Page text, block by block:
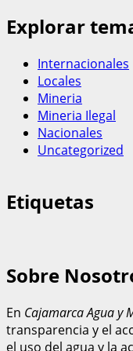
Explorar
Internacionales
Locales
Mineria
Mineria Ilegal
Nacionales
Uncategorized
Etiquetas
Sobre
En Cajamarca Agua y
transparencia y el
el uso del agua y la